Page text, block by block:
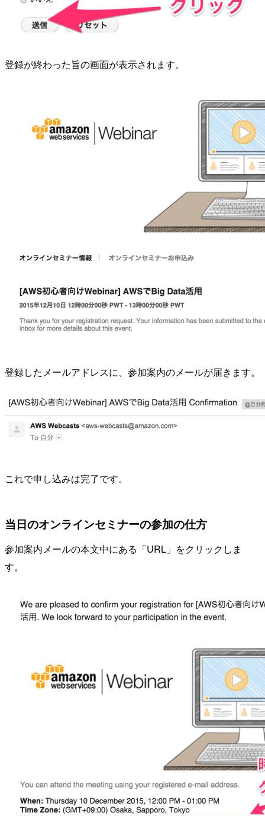
登録が終わった旨の画面が表示されます。
登録したメールアドレスに、参加案内のメールが届きます。
これで申し込みは完了です。
当日のオンラインセミナーの参加の仕方
参加案内メールの本文中にある「URL」をクリックしま
す。